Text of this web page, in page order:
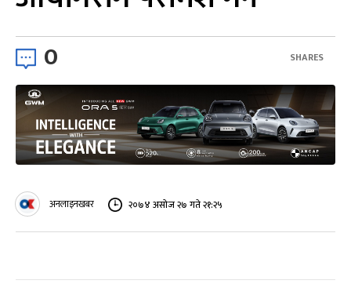
0 SHARES
अनलाइनखबर २०७४ असोज २७ गते २१:२५